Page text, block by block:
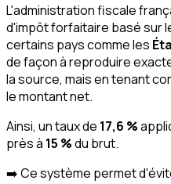
L'administration fiscale
d'impôt forfaitaire basé sur
certains pays comme les
de façon à reproduire
la source, mais en tenant
le montant net.
Ainsi, un taux de 17,6 %
près à 15 %du brut.
➡️ Ce système permet